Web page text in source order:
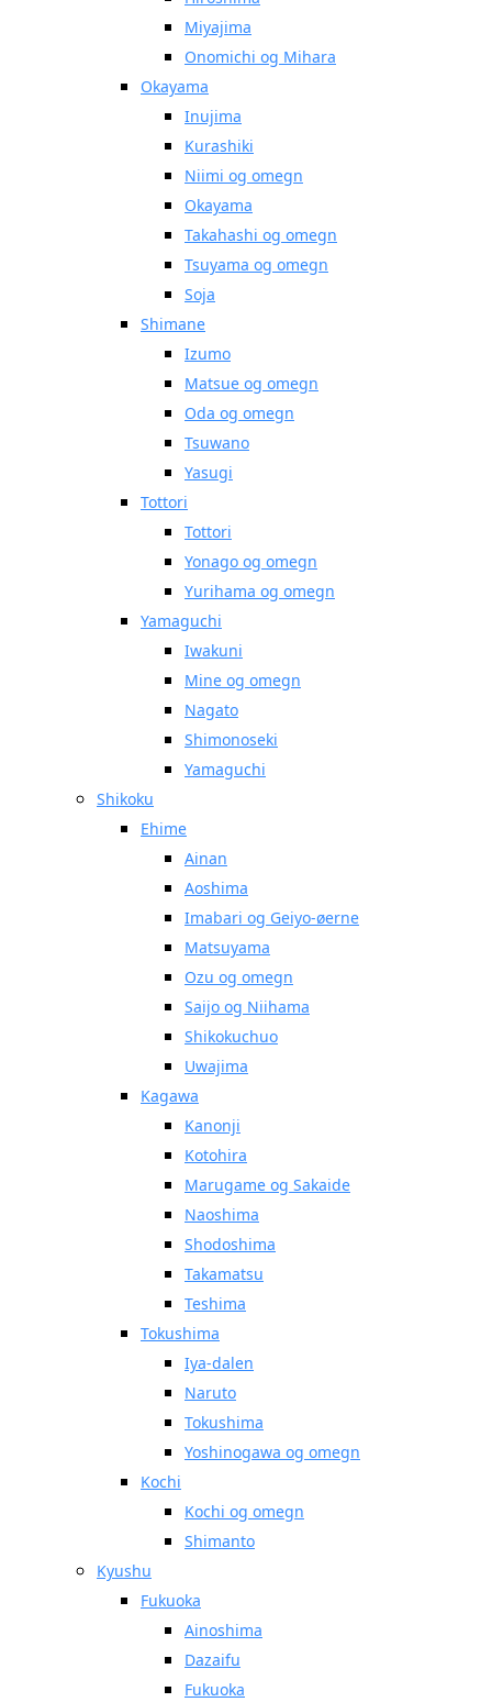
Miyajima
Onomichi og Mihara
Okayama
Inujima
Kurashiki
Niimi og omegn
Okayama
Takahashi og omegn
Tsuyama og omegn
Soja
Shimane
Izumo
Matsue og omegn
Oda og omegn
Tsuwano
Yasugi
Tottori
Tottori
Yonago og omegn
Yurihama og omegn
Yamaguchi
Iwakuni
Mine og omegn
Nagato
Shimonoseki
Yamaguchi
Shikoku
Ehime
Ainan
Aoshima
Imabari og Geiyo-øerne
Matsuyama
Ozu og omegn
Saijo og Niihama
Shikokuchuo
Uwajima
Kagawa
Kanonji
Kotohira
Marugame og Sakaide
Naoshima
Shodoshima
Takamatsu
Teshima
Tokushima
Iya-dalen
Naruto
Tokushima
Yoshinogawa og omegn
Kochi
Kochi og omegn
Shimanto
Kyushu
Fukuoka
Ainoshima
Dazaifu
Fukuoka